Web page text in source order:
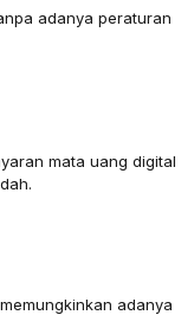
adanya peraturan
mata uang digital
adanya